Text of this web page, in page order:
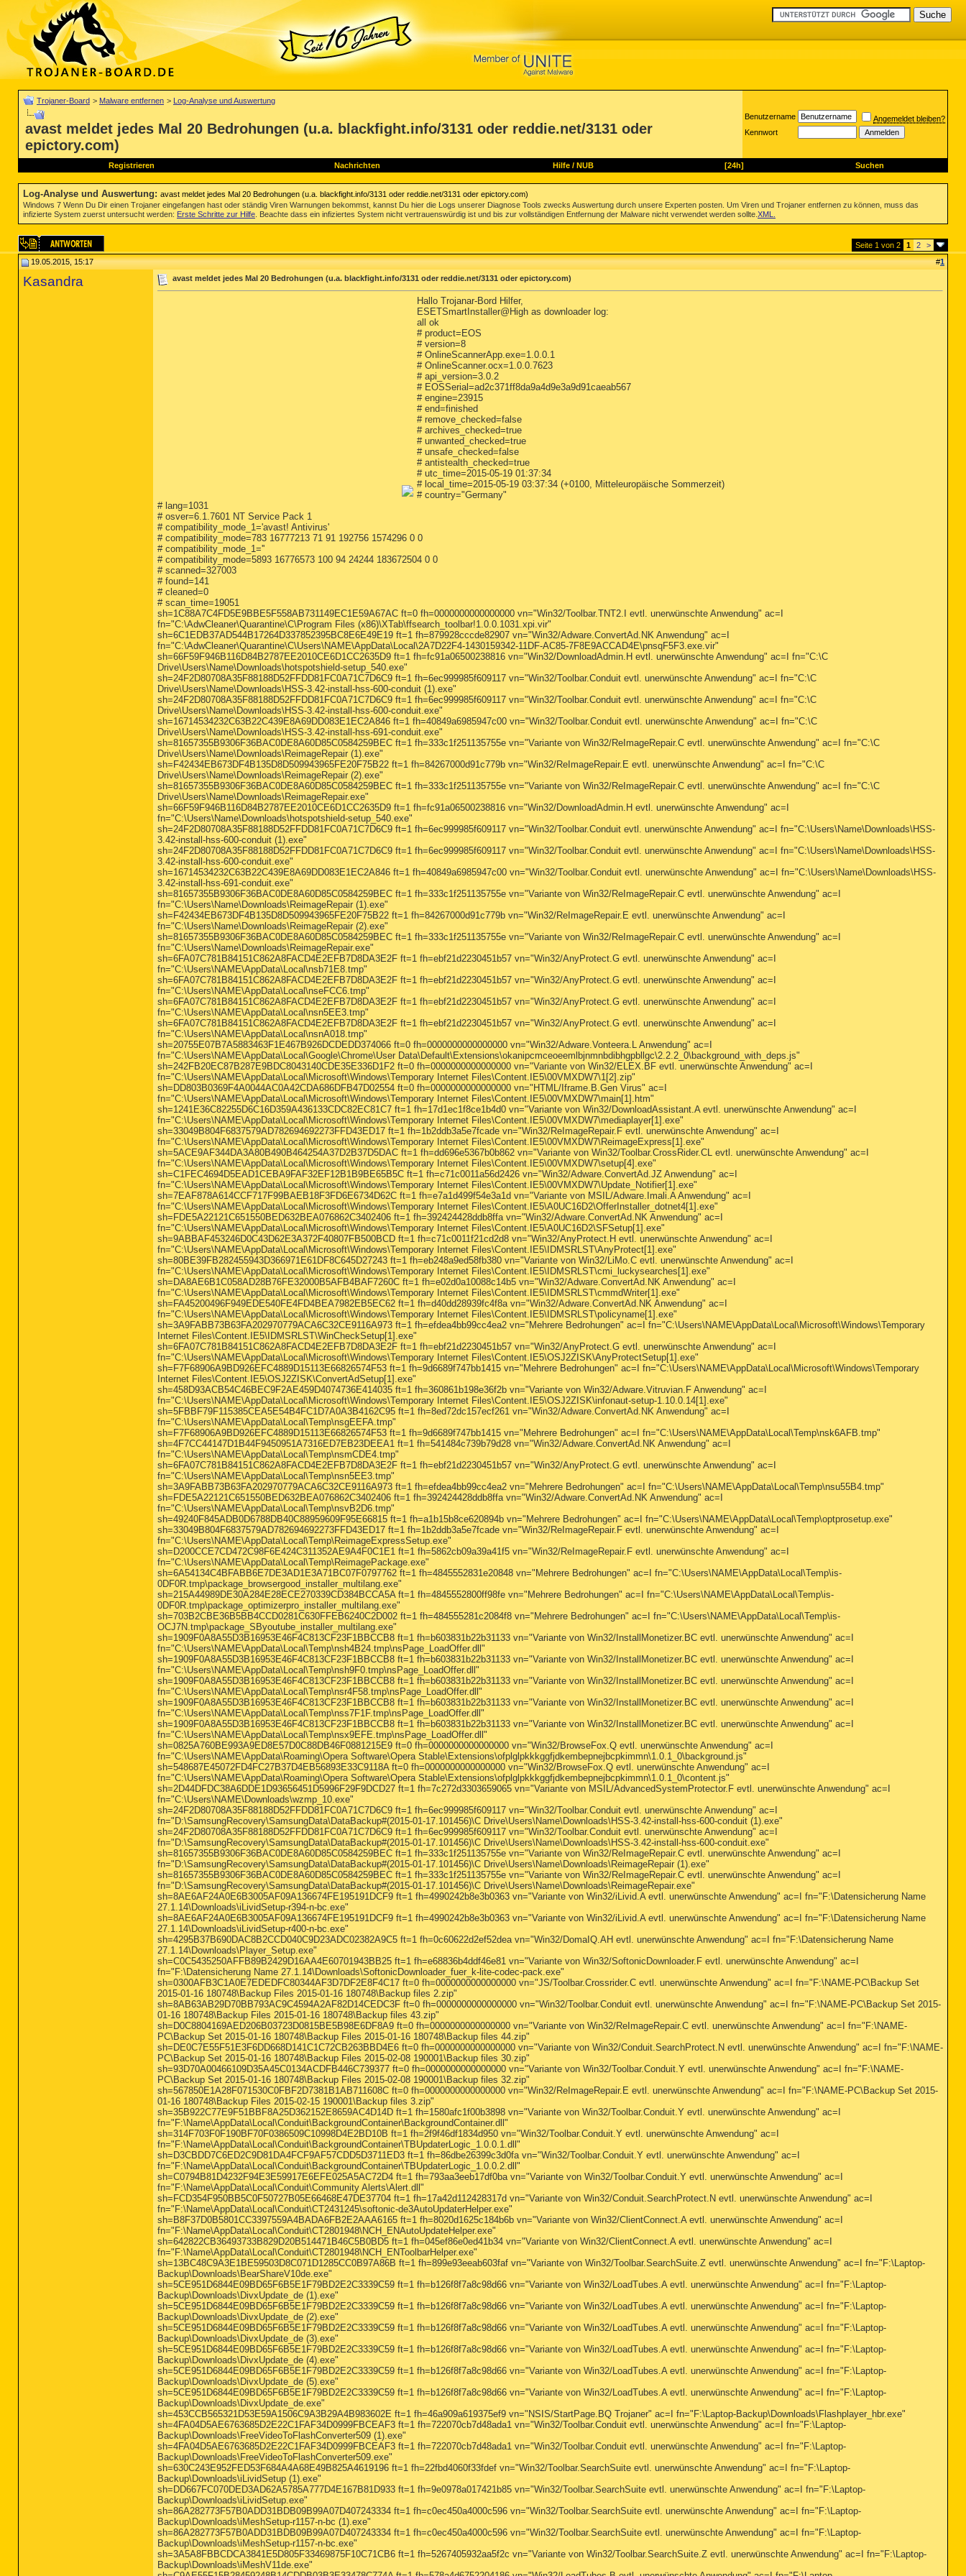
Trojaner-Board > Malware entfernen > Log-Analyse und Auswertung
avast meldet jedes Mal 20 Bedrohungen (u.a. blackfight.info/3131 oder reddie.net/3131 oder
epictory.com)
Benutzername
Angemeldet bleiben?
Kennwort
Registrieren Nachrichten Hilfe/ NUB [24h] Suchen
Log-Analyse und Auswertung: avast meldet jedes Mal 20 Bedrohungen (u.a. blackfight.info/3131 oder reddie.net/3131 oder epictory.com)
Windows 7 Wenn Du Dir einen Trojaner eingefangen hast oder ständig Viren Warnungen bekommst, kannst Du hier die Logs unserer Diagnose Tools zwecks Auswertung durch unsere Experten posten. Um Viren und Trojaner entfernen zu können, muss das
infizierte System zuerst untersucht werden: Erste Schritte zur Hilfe . Beachte dass ein infiziertes System nicht vertrauenswürdig ist und bis zur vollständigen Entfernung der Malware nicht verwendet werden sollte. XML
Seite 1 von 2 1 2
>
19.05.2015, 15:17
#1
Kasandra avast meldet jedes Mal 20 Bedrohungen (u.a. blackfight.info/3131 oder reddie.net/3131 oder epictory.com)
Hallo Trojanar-Bord Hilfer,
ESETSmartInstaller@High as downloader log:
all ok
# product=EOS
# version=8
# OnlineScannerApp.exe=1.0.0.1
# OnlineScanner.ocx=1.0.0.7623
# api_version=3.0.2
# EOSSerial=ad2c371ff8da9a4d9e3a9d91caeab567
# engine=23915
# end=finished
# remove_checked=false
# archives_checked=true
# unwanted_checked=true
# unsafe_checked=false
# antistealth_checked=true
# utc_time=2015-05-19 01:37:34
# local_time=2015-05-19 03:37:34 (+0100, Mitteleuropäische Sommerzeit)
# country="Germany"
# lang=1031
# osver=6.1.7601 NT Service Pack 1
# compatibility_mode_1='avast! Antivirus'
# compatibility_mode=783 16777213 71 91 192756 1574296 0 0
# compatibility_mode_1=''
# compatibility_mode=5893 16776573 100 94 24244 183672504 0 0
# scanned=327003
# found=141
# cleaned=0
# scan_time=19051
sh=1C88A7C4FD5E9BBE5F558AB731149EC1E59A67AC ft=0 fh=0000000000000000 vn="Win32/Toolbar.TNT2.I evtl. unerwünschte Anwendung" ac=I
fn="C:\AdwCleaner\Quarantine\C\Program Files (x86)\XTab\ffsearch_toolbar!1.0.0.1031.xpi.vir"
sh=6C1EDB37AD544B17264D337852395BC8E6E49E19 ft=1 fh=879928cccde82907 vn="Win32/Adware.ConvertAd.NK Anwendung" ac=I
fn="C:\AdwCleaner\Quarantine\C\Users\NAME\AppData\Local\2A7D22F4-1430159342-11DF-AC85-7F8E9ACCAD4E\pnsqF5F3.exe.vir"
sh=66F59F946B116D84B2787EE2010CE6D1CC2635D9 ft=1 fh=fc91a06500238816 vn="Win32/DownloadAdmin.H evtl. unerwünschte Anwendung" ac=I fn="C:\C
Drive\Users\Name\Downloads\hotspotshield-setup_540.exe"
sh=24F2D80708A35F88188D52FFDD81FC0A71C7D6C9 ft=1 fh=6ec999985f609117 vn="Win32/Toolbar.Conduit evtl. unerwünschte Anwendung" ac=I fn="C:\C
Drive\Users\Name\Downloads\HSS-3.42-install-hss-600-conduit (1).exe"
sh=24F2D80708A35F88188D52FFDD81FC0A71C7D6C9 ft=1 fh=6ec999985f609117 vn="Win32/Toolbar.Conduit evtl. unerwünschte Anwendung" ac=I fn="C:\C
Drive\Users\Name\Downloads\HSS-3.42-install-hss-600-conduit.exe"
sh=16714534232C63B22C439E8A69DD083E1EC2A846 ft=1 fh=40849a6985947c00 vn="Win32/Toolbar.Conduit evtl. unerwünschte Anwendung" ac=I fn="C:\C
Drive\Users\Name\Downloads\HSS-3.42-install-hss-691-conduit.exe"
sh=81657355B9306F36BAC0DE8A60D85C0584259BEC ft=1 fh=333c1f251135755e vn="Variante von Win32/ReImageRepair.C evtl. unerwünschte Anwendung" ac=I fn="C:\C
Drive\Users\Name\Downloads\ReimageRepair (1).exe"
sh=F42434EB673DF4B135D8D509943965FE20F75B22 ft=1 fh=84267000d91c779b vn="Win32/ReImageRepair.E evtl. unerwünschte Anwendung" ac=I fn="C:\C
Drive\Users\Name\Downloads\ReimageRepair (2).exe"
sh=81657355B9306F36BAC0DE8A60D85C0584259BEC ft=1 fh=333c1f251135755e vn="Variante von Win32/ReImageRepair.C evtl. unerwünschte Anwendung" ac=I fn="C:\C
Drive\Users\Name\Downloads\ReimageRepair.exe"
sh=66F59F946B116D84B2787EE2010CE6D1CC2635D9 ft=1 fh=fc91a06500238816 vn="Win32/DownloadAdmin.H evtl. unerwünschte Anwendung" ac=I
fn="C:\Users\Name\Downloads\hotspotshield-setup_540.exe"
sh=24F2D80708A35F88188D52FFDD81FC0A71C7D6C9 ft=1 fh=6ec999985f609117 vn="Win32/Toolbar.Conduit evtl. unerwünschte Anwendung" ac=I fn="C:\Users\Name\Downloads\HSS-
3.42-install-hss-600-conduit (1).exe"
sh=24F2D80708A35F88188D52FFDD81FC0A71C7D6C9 ft=1 fh=6ec999985f609117 vn="Win32/Toolbar.Conduit evtl. unerwünschte Anwendung" ac=I fn="C:\Users\Name\Downloads\HSS-
3.42-install-hss-600-conduit.exe"
sh=16714534232C63B22C439E8A69DD083E1EC2A846 ft=1 fh=40849a6985947c00 vn="Win32/Toolbar.Conduit evtl. unerwünschte Anwendung" ac=I fn="C:\Users\Name\Downloads\HSS-
3.42-install-hss-691-conduit.exe"
sh=81657355B9306F36BAC0DE8A60D85C0584259BEC ft=1 fh=333c1f251135755e vn="Variante von Win32/ReImageRepair.C evtl. unerwünschte Anwendung" ac=I
fn="C:\Users\Name\Downloads\ReimageRepair (1).exe"
sh=F42434EB673DF4B135D8D509943965FE20F75B22 ft=1 fh=84267000d91c779b vn="Win32/ReImageRepair.E evtl. unerwünschte Anwendung" ac=I
fn="C:\Users\Name\Downloads\ReimageRepair (2).exe"
sh=81657355B9306F36BAC0DE8A60D85C0584259BEC ft=1 fh=333c1f251135755e vn="Variante von Win32/ReImageRepair.C evtl. unerwünschte Anwendung" ac=I
fn="C:\Users\Name\Downloads\ReimageRepair.exe"
sh=6FA07C781B84151C862A8FACD4E2EFB7D8DA3E2F ft=1 fh=ebf21d2230451b57 vn="Win32/AnyProtect.G evtl. unerwünschte Anwendung" ac=I
fn="C:\Users\NAME\AppData\Local\nsb71E8.tmp"
sh=6FA07C781B84151C862A8FACD4E2EFB7D8DA3E2F ft=1 fh=ebf21d2230451b57 vn="Win32/AnyProtect.G evtl. unerwünschte Anwendung" ac=I
fn="C:\Users\NAME\AppData\Local\nseFCC6.tmp"
sh=6FA07C781B84151C862A8FACD4E2EFB7D8DA3E2F ft=1 fh=ebf21d2230451b57 vn="Win32/AnyProtect.G evtl. unerwünschte Anwendung" ac=I
fn="C:\Users\NAME\AppData\Local\nsn5EE3.tmp"
sh=6FA07C781B84151C862A8FACD4E2EFB7D8DA3E2F ft=1 fh=ebf21d2230451b57 vn="Win32/AnyProtect.G evtl. unerwünschte Anwendung" ac=I
fn="C:\Users\NAME\AppData\Local\nsnA018.tmp"
sh=20755E07B7A5883463F1E467B926DCDEDD374066 ft=0 fh=0000000000000000 vn="Win32/Adware.Vonteera.L Anwendung" ac=I
fn="C:\Users\NAME\AppData\Local\Google\Chrome\User Data\Default\Extensions\okanipcmceoeemlbjnmnbdibhgpbllgc\2.2.2_0\background_with_deps.js"
sh=242FB20EC87B287E9BDC8043140CDE35E336D1F2 ft=0 fh=0000000000000000 vn="Variante von Win32/ELEX.BF evtl. unerwünschte Anwendung" ac=I
fn="C:\Users\NAME\AppData\Local\Microsoft\Windows\Temporary Internet Files\Content.IE5\00VMXDW7\1[2].zip"
sh=DD803B0369F4A0044AC0A42CDA686DFB47D02554 ft=0 fh=0000000000000000 vn="HTML/Iframe.B.Gen Virus" ac=I
fn="C:\Users\NAME\AppData\Local\Microsoft\Windows\Temporary Internet Files\Content.IE5\00VMXDW7\main[1].htm"
sh=1241E36C82255D6C16D359A436133CDC82EC81C7 ft=1 fh=17d1ec1f8ce1b4d0 vn="Variante von Win32/DownloadAssistant.A evtl. unerwünschte Anwendung" ac=I
fn="C:\Users\NAME\AppData\Local\Microsoft\Windows\Temporary Internet Files\Content.IE5\00VMXDW7\mediaplayer[1].exe"
sh=33049B804F6837579AD782694692273FFD43ED17 ft=1 fh=1b2ddb3a5e7fcade vn="Win32/ReImageRepair.F evtl. unerwünschte Anwendung" ac=I
fn="C:\Users\NAME\AppData\Local\Microsoft\Windows\Temporary Internet Files\Content.IE5\00VMXDW7\ReimageExpress[1].exe"
sh=5ACE9AF344DA3A80B490B464254A37D2B37D5DAC ft=1 fh=dd696e5367b0b862 vn="Variante von Win32/Toolbar.CrossRider.CL evtl. unerwünschte Anwendung" ac=I
fn="C:\Users\NAME\AppData\Local\Microsoft\Windows\Temporary Internet Files\Content.IE5\00VMXDW7\setup[4].exe"
sh=C1FEC4694D5EAD1CEBA9FAF32EF12B1B9BE65B5C ft=1 fh=c71c0011a56d2426 vn="Win32/Adware.ConvertAd.JZ Anwendung" ac=I
fn="C:\Users\NAME\AppData\Local\Microsoft\Windows\Temporary Internet Files\Content.IE5\00VMXDW7\Update_Notifier[1].exe"
sh=7EAF878A614CCF717F99BAEB18F3FD6E6734D62C ft=1 fh=e7a1d499f54e3a1d vn="Variante von MSIL/Adware.Imali.A Anwendung" ac=I
fn="C:\Users\NAME\AppData\Local\Microsoft\Windows\Temporary Internet Files\Content.IE5\A0UC16D2\OfferInstaller_dotnet4[1].exe"
sh=FDE5A22121C651550BED632BEA076862C3402406 ft=1 fh=392424428ddb8ffa vn="Win32/Adware.ConvertAd.NK Anwendung" ac=I
fn="C:\Users\NAME\AppData\Local\Microsoft\Windows\Temporary Internet Files\Content.IE5\A0UC16D2\SFSetup[1].exe"
sh=9ABBAF453246D0C43D62E3A372F40807FB500BCD ft=1 fh=c71c0011f21cd2d8 vn="Win32/AnyProtect.H evtl. unerwünschte Anwendung" ac=I
fn="C:\Users\NAME\AppData\Local\Microsoft\Windows\Temporary Internet Files\Content.IE5\IDMSRLST\AnyProtect[1].exe"
sh=80BE39FB282455943D366971E61DF8C645D27243 ft=1 fh=eb248a9ed58fb380 vn="Variante von Win32/LiMo.C evtl. unerwünschte Anwendung" ac=I
fn="C:\Users\NAME\AppData\Local\Microsoft\Windows\Temporary Internet Files\Content.IE5\IDMSRLST\cmi_luckysearches[1].exe"
sh=DA8AE6B1C058AD28B76FE32000B5AFB4BAF7260C ft=1 fh=e02d0a10088c14b5 vn="Win32/Adware.ConvertAd.NK Anwendung" ac=I
fn="C:\Users\NAME\AppData\Local\Microsoft\Windows\Temporary Internet Files\Content.IE5\IDMSRLST\cmmdWriter[1].exe"
sh=FA45200496F949EDE540FE4FD4BEA7982EB5EC62 ft=1 fh=d40dd28939fc4f8a vn="Win32/Adware.ConvertAd.NK Anwendung" ac=I
fn="C:\Users\NAME\AppData\Local\Microsoft\Windows\Temporary Internet Files\Content.IE5\IDMSRLST\policyname[1].exe"
sh=3A9FABB73B63FA202970779ACA6C32CE9116A973 ft=1 fh=efdea4bb99cc4ea2 vn="Mehrere Bedrohungen" ac=I fn="C:\Users\NAME\AppData\Local\Microsoft\Windows\Temporary
Internet Files\Content.IE5\IDMSRLST\WinCheckSetup[1].exe"
sh=6FA07C781B84151C862A8FACD4E2EFB7D8DA3E2F ft=1 fh=ebf21d2230451b57 vn="Win32/AnyProtect.G evtl. unerwünschte Anwendung" ac=I
fn="C:\Users\NAME\AppData\Local\Microsoft\Windows\Temporary Internet Files\Content.IE5\OSJ2ZISK\AnyProtectSetup[1].exe"
sh=F7F68906A9BD926EFC4889D15113E66826574F53 ft=1 fh=9d6689f747bb1415 vn="Mehrere Bedrohungen" ac=I fn="C:\Users\NAME\AppData\Local\Microsoft\Windows\Temporary
Internet Files\Content.IE5\OSJ2ZISK\ConvertAdSetup[1].exe"
sh=458D93ACB54C46BEC9F2AE459D4074736E414035 ft=1 fh=360861b198e36f2b vn="Variante von Win32/Adware.Vitruvian.F Anwendung" ac=I
fn="C:\Users\NAME\AppData\Local\Microsoft\Windows\Temporary Internet Files\Content.IE5\OSJ2ZISK\infonaut-setup-1.10.0.14[1].exe"
sh=5FBBF79F115385CEA5E54B4FC1D7A0A3B4162C95 ft=1 fh=8ed72dc157ecf261 vn="Win32/Adware.ConvertAd.NK Anwendung" ac=I
fn="C:\Users\NAME\AppData\Local\Temp\nsgEEFA.tmp"
sh=F7F68906A9BD926EFC4889D15113E66826574F53 ft=1 fh=9d6689f747bb1415 vn="Mehrere Bedrohungen" ac=I fn="C:\Users\NAME\AppData\Local\Temp\nsk6AFB.tmp"
sh=4F7CC44147D1B44F9450951A7316ED7EB23DEEA1 ft=1 fh=541484c739b79d28 vn="Win32/Adware.ConvertAd.NK Anwendung" ac=I
fn="C:\Users\NAME\AppData\Local\Temp\nsmCDE4.tmp"
sh=6FA07C781B84151C862A8FACD4E2EFB7D8DA3E2F ft=1 fh=ebf21d2230451b57 vn="Win32/AnyProtect.G evtl. unerwünschte Anwendung" ac=I
fn="C:\Users\NAME\AppData\Local\Temp\nsn5EE3.tmp"
sh=3A9FABB73B63FA202970779ACA6C32CE9116A973 ft=1 fh=efdea4bb99cc4ea2 vn="Mehrere Bedrohungen" ac=I fn="C:\Users\NAME\AppData\Local\Temp\nsu55B4.tmp"
sh=FDE5A22121C651550BED632BEA076862C3402406 ft=1 fh=392424428ddb8ffa vn="Win32/Adware.ConvertAd.NK Anwendung" ac=I
fn="C:\Users\NAME\AppData\Local\Temp\nsvB2D6.tmp"
sh=49240F845ADB0D6788DB40C88959609F95E66815 ft=1 fh=a1b15b8ce620894b vn="Mehrere Bedrohungen" ac=I fn="C:\Users\NAME\AppData\Local\Temp\optprosetup.exe"
sh=33049B804F6837579AD782694692273FFD43ED17 ft=1 fh=1b2ddb3a5e7fcade vn="Win32/ReImageRepair.F evtl. unerwünschte Anwendung" ac=I
fn="C:\Users\NAME\AppData\Local\Temp\ReimageExpressSetup.exe"
sh=D200CCE7CD472C98F6E424C311352AE9A4F0C1E1 ft=1 fh=5862cb09a39a41f5 vn="Win32/ReImageRepair.F evtl. unerwünschte Anwendung" ac=I
fn="C:\Users\NAME\AppData\Local\Temp\ReimagePackage.exe"
sh=6A54134C4BFABB6E7DE3AD1E3A71BC07F0797762 ft=1 fh=4845552831e20848 vn="Mehrere Bedrohungen" ac=I fn="C:\Users\NAME\AppData\Local\Temp\is-
0DF0R.tmp\package_browsergood_installer_multilang.exe"
sh=215A44989DE30A284E28ECE270339CD384BCCA5A ft=1 fh=4845552800ff98fe vn="Mehrere Bedrohungen" ac=I fn="C:\Users\NAME\AppData\Local\Temp\is-
0DF0R.tmp\package_optimizerpro_installer_multilang.exe"
sh=703B2CBE36B5BB4CCD0281C630FFEB6240C2D002 ft=1 fh=484555281c2084f8 vn="Mehrere Bedrohungen" ac=I fn="C:\Users\NAME\AppData\Local\Temp\is-
OCJ7N.tmp\package_SByoutube_installer_multilang.exe"
sh=1909F0A8A55D3B16953E46F4C813CF23F1BBCCB8 ft=1 fh=b603831b22b31133 vn="Variante von Win32/InstallMonetizer.BC evtl. unerwünschte Anwendung" ac=I
fn="C:\Users\NAME\AppData\Local\Temp\nsh4B24.tmp\nsPage_LoadOffer.dll"
sh=1909F0A8A55D3B16953E46F4C813CF23F1BBCCB8 ft=1 fh=b603831b22b31133 vn="Variante von Win32/InstallMonetizer.BC evtl. unerwünschte Anwendung" ac=I
fn="C:\Users\NAME\AppData\Local\Temp\nsh9F0.tmp\nsPage_LoadOffer.dll"
sh=1909F0A8A55D3B16953E46F4C813CF23F1BBCCB8 ft=1 fh=b603831b22b31133 vn="Variante von Win32/InstallMonetizer.BC evtl. unerwünschte Anwendung" ac=I
fn="C:\Users\NAME\AppData\Local\Temp\nsr4F58.tmp\nsPage_LoadOffer.dll"
sh=1909F0A8A55D3B16953E46F4C813CF23F1BBCCB8 ft=1 fh=b603831b22b31133 vn="Variante von Win32/InstallMonetizer.BC evtl. unerwünschte Anwendung" ac=I
fn="C:\Users\NAME\AppData\Local\Temp\nss7F1F.tmp\nsPage_LoadOffer.dll"
sh=1909F0A8A55D3B16953E46F4C813CF23F1BBCCB8 ft=1 fh=b603831b22b31133 vn="Variante von Win32/InstallMonetizer.BC evtl. unerwünschte Anwendung" ac=I
fn="C:\Users\NAME\AppData\Local\Temp\nsx9EFE.tmp\nsPage_LoadOffer.dll"
sh=0825A760BE993A9ED8E57D0C88DB46F0881215E9 ft=0 fh=0000000000000000 vn="Win32/BrowseFox.Q evtl. unerwünschte Anwendung" ac=I
fn="C:\Users\NAME\AppData\Roaming\Opera Software\Opera Stable\Extensions\ofplglpkkkggfjdkembepnejbcpkimmn\1.0.1_0\background.js"
sh=548687E45072FD4FC27B37D4EB56893E33C9118A ft=0 fh=0000000000000000 vn="Win32/BrowseFox.Q evtl. unerwünschte Anwendung" ac=I
fn="C:\Users\NAME\AppData\Roaming\Opera Software\Opera Stable\Extensions\ofplglpkkkggfjdkembepnejbcpkimmn\1.0.1_0\content.js"
sh=2D44DFDC38A6DDE1D93656451D5996F29F9DCD27 ft=1 fh=7c272d3303659065 vn="Variante von MSIL/AdvancedSystemProtector.F evtl. unerwünschte Anwendung" ac=I
fn="C:\Users\NAME\Downloads\wzmp_10.exe"
sh=24F2D80708A35F88188D52FFDD81FC0A71C7D6C9 ft=1 fh=6ec999985f609117 vn="Win32/Toolbar.Conduit evtl. unerwünschte Anwendung" ac=I
fn="D:\SamsungRecovery\SamsungData\DataBackup#(2015-01-17.101456)\C Drive\Users\Name\Downloads\HSS-3.42-install-hss-600-conduit (1).exe"
sh=24F2D80708A35F88188D52FFDD81FC0A71C7D6C9 ft=1 fh=6ec999985f609117 vn="Win32/Toolbar.Conduit evtl. unerwünschte Anwendung" ac=I
fn="D:\SamsungRecovery\SamsungData\DataBackup#(2015-01-17.101456)\C Drive\Users\Name\Downloads\HSS-3.42-install-hss-600-conduit.exe"
sh=81657355B9306F36BAC0DE8A60D85C0584259BEC ft=1 fh=333c1f251135755e vn="Variante von Win32/ReImageRepair.C evtl. unerwünschte Anwendung" ac=I
fn="D:\SamsungRecovery\SamsungData\DataBackup#(2015-01-17.101456)\C Drive\Users\Name\Downloads\ReimageRepair (1).exe"
sh=81657355B9306F36BAC0DE8A60D85C0584259BEC ft=1 fh=333c1f251135755e vn="Variante von Win32/ReImageRepair.C evtl. unerwünschte Anwendung" ac=I
fn="D:\SamsungRecovery\SamsungData\DataBackup#(2015-01-17.101456)\C Drive\Users\Name\Downloads\ReimageRepair.exe"
sh=8AE6AF24A0E6B3005AF09A136674FE195191DCF9 ft=1 fh=4990242b8e3b0363 vn="Variante von Win32/iLivid.A evtl. unerwünschte Anwendung" ac=I fn="F:\Datensicherung Name
27.1.14\Downloads\iLividSetup-r394-n-bc.exe"
sh=8AE6AF24A0E6B3005AF09A136674FE195191DCF9 ft=1 fh=4990242b8e3b0363 vn="Variante von Win32/iLivid.A evtl. unerwünschte Anwendung" ac=I fn="F:\Datensicherung Name
27.1.14\Downloads\iLividSetup-r400-n-bc.exe"
sh=4295B37B690DAC8B2CCD040C9D23ADC02382A9C5 ft=1 fh=0c60622d2ef52dea vn="Win32/DomaIQ.AH evtl. unerwünschte Anwendung" ac=I fn="F:\Datensicherung Name
27.1.14\Downloads\Player_Setup.exe"
sh=C0C5435250AFFB89B2429D16AA4E60701943BB25 ft=1 fh=e68836b4ddf46e81 vn="Variante von Win32/SoftonicDownloader.F evtl. unerwünschte Anwendung" ac=I
fn="F:\Datensicherung Name 27.1.14\Downloads\SoftonicDownloader_fuer_k-lite-codec-pack.exe"
sh=0300AFB3C1A0E7EDEDFC80344AF3D7DF2E8F4C17 ft=0 fh=0000000000000000 vn="JS/Toolbar.Crossrider.C evtl. unerwünschte Anwendung" ac=I fn="F:\NAME-PC\Backup Set
2015-01-16 180748\Backup Files 2015-01-16 180748\Backup files 2.zip"
sh=8AB63AB29D70BB793AC9C4594A2AF82D14CEDC3F ft=0 fh=0000000000000000 vn="Win32/Toolbar.Conduit evtl. unerwünschte Anwendung" ac=I fn="F:\NAME-PC\Backup Set 2015-
01-16 180748\Backup Files 2015-01-16 180748\Backup files 43.zip"
sh=D0C8804169AED206B03723D0815BE5B98E6DF8A9 ft=0 fh=0000000000000000 vn="Variante von Win32/ReImageRepair.C evtl. unerwünschte Anwendung" ac=I fn="F:\NAME-
PC\Backup Set 2015-01-16 180748\Backup Files 2015-01-16 180748\Backup files 44.zip"
sh=DE0C7E55F51E3F6DD668D141C1C72CB263BBD4E6 ft=0 fh=0000000000000000 vn="Variante von Win32/Conduit.SearchProtect.N evtl. unerwünschte Anwendung" ac=I fn="F:\NAME-
PC\Backup Set 2015-01-16 180748\Backup Files 2015-02-08 190001\Backup files 30.zip"
sh=93D70A00466109D35A45C0134ACDFB446C739377 ft=0 fh=0000000000000000 vn="Variante von Win32/Toolbar.Conduit.Y evtl. unerwünschte Anwendung" ac=I fn="F:\NAME-
PC\Backup Set 2015-01-16 180748\Backup Files 2015-02-08 190001\Backup files 32.zip"
sh=567850E1A28F071530C0FBF2D7381B1AB711608C ft=0 fh=0000000000000000 vn="Win32/ReImageRepair.E evtl. unerwünschte Anwendung" ac=I fn="F:\NAME-PC\Backup Set 2015-
01-16 180748\Backup Files 2015-02-15 190001\Backup files 3.zip"
sh=35B922C77E9F51BBF8A25D362152E8659AC4D14D ft=1 fh=1580afc1f00b3898 vn="Variante von Win32/Toolbar.Conduit.Y evtl. unerwünschte Anwendung" ac=I
fn="F:\Name\AppData\Local\Conduit\BackgroundContainer\BackgroundContainer.dll"
sh=314F703F0F190BF70F0386509C10998D4E2BD10B ft=1 fh=2f9f46df1834d950 vn="Win32/Toolbar.Conduit.Y evtl. unerwünschte Anwendung" ac=I
fn="F:\Name\AppData\Local\Conduit\BackgroundContainer\TBUpdaterLogic_1.0.0.1.dll"
sh=D3CBDD7C6ED2C9D81DA4FCF9AF57CDD5D3711ED3 ft=1 fh=86dbe26399c3d0fa vn="Win32/Toolbar.Conduit.Y evtl. unerwünschte Anwendung" ac=I
fn="F:\Name\AppData\Local\Conduit\BackgroundContainer\TBUpdaterLogic_1.0.0.2.dll"
sh=C0794B81D4232F94E3E59917E6EFE025A5AC72D4 ft=1 fh=793aa3eeb17df0ba vn="Variante von Win32/Toolbar.Conduit.Y evtl. unerwünschte Anwendung" ac=I
fn="F:\Name\AppData\Local\Conduit\Community Alerts\Alert.dll"
sh=FCD354F950BB5C0F50727B05E66468E47DE37704 ft=1 fh=17a42d112428317d vn="Variante von Win32/Conduit.SearchProtect.N evtl. unerwünschte Anwendung" ac=I
fn="F:\Name\AppData\Local\Conduit\CT2431245\softonic-de3AutoUpdaterHelper.exe"
sh=B8F37D0B5801CC3397559A4BADA6FB2E2AAA6165 ft=1 fh=8020d1625c184b6b vn="Variante von Win32/ClientConnect.A evtl. unerwünschte Anwendung" ac=I
fn="F:\Name\AppData\Local\Conduit\CT2801948\NCH_ENAutoUpdateHelper.exe"
sh=642822CB36493733B829D20B514471B46C5B0BD5 ft=1 fh=045ef86e0ed41b34 vn="Variante von Win32/ClientConnect.A evtl. unerwünschte Anwendung" ac=I
fn="F:\Name\AppData\Local\Conduit\CT2801948\NCH_ENToolbarHelper.exe"
sh=13BC48C9A3E1BE59503D8C071D1285CC0B97A86B ft=1 fh=899e93eeab603faf vn="Variante von Win32/Toolbar.SearchSuite.Z evtl. unerwünschte Anwendung" ac=I fn="F:\Laptop-
Backup\Downloads\BearShareV10de.exe"
sh=5CE951D6844E09BD65F6B5E1F79BD2E2C3339C59 ft=1 fh=b126f8f7a8c98d66 vn="Variante von Win32/LoadTubes.A evtl. unerwünschte Anwendung" ac=I fn="F:\Laptop-
Backup\Downloads\DivxUpdate_de (1).exe"
sh=5CE951D6844E09BD65F6B5E1F79BD2E2C3339C59 ft=1 fh=b126f8f7a8c98d66 vn="Variante von Win32/LoadTubes.A evtl. unerwünschte Anwendung" ac=I fn="F:\Laptop-
Backup\Downloads\DivxUpdate_de (2).exe"
sh=5CE951D6844E09BD65F6B5E1F79BD2E2C3339C59 ft=1 fh=b126f8f7a8c98d66 vn="Variante von Win32/LoadTubes.A evtl. unerwünschte Anwendung" ac=I fn="F:\Laptop-
Backup\Downloads\DivxUpdate_de (3).exe"
sh=5CE951D6844E09BD65F6B5E1F79BD2E2C3339C59 ft=1 fh=b126f8f7a8c98d66 vn="Variante von Win32/LoadTubes.A evtl. unerwünschte Anwendung" ac=I fn="F:\Laptop-
Backup\Downloads\DivxUpdate_de (4).exe"
sh=5CE951D6844E09BD65F6B5E1F79BD2E2C3339C59 ft=1 fh=b126f8f7a8c98d66 vn="Variante von Win32/LoadTubes.A evtl. unerwünschte Anwendung" ac=I fn="F:\Laptop-
Backup\Downloads\DivxUpdate_de (5).exe"
sh=5CE951D6844E09BD65F6B5E1F79BD2E2C3339C59 ft=1 fh=b126f8f7a8c98d66 vn="Variante von Win32/LoadTubes.A evtl. unerwünschte Anwendung" ac=I fn="F:\Laptop-
Backup\Downloads\DivxUpdate_de.exe"
sh=453CCB565321D53E59A1506C9A3B29A4B983602E ft=1 fh=46a909a619375ef9 vn="NSIS/StartPage.BQ Trojaner" ac=I fn="F:\Laptop-Backup\Downloads\Flashplayer_hbr.exe"
sh=4FA04D5AE6763685D2E22C1FAF34D0999FBCEAF3 ft=1 fh=722070cb7d48ada1 vn="Win32/Toolbar.Conduit evtl. unerwünschte Anwendung" ac=I fn="F:\Laptop-
Backup\Downloads\FreeVideoToFlashConverter509 (1).exe"
sh=4FA04D5AE6763685D2E22C1FAF34D0999FBCEAF3 ft=1 fh=722070cb7d48ada1 vn="Win32/Toolbar.Conduit evtl. unerwünschte Anwendung" ac=I fn="F:\Laptop-
Backup\Downloads\FreeVideoToFlashConverter509.exe"
sh=630C243E952FED53F684A4A68E49B825A4619196 ft=1 fh=22fbd4060f33fdef vn="Win32/Toolbar.SearchSuite evtl. unerwünschte Anwendung" ac=I fn="F:\Laptop-
Backup\Downloads\iLividSetup (1).exe"
sh=DD667FC070DED3AD62A5785A777D4E167B81D933 ft=1 fh=9e0978a017421b85 vn="Win32/Toolbar.SearchSuite evtl. unerwünschte Anwendung" ac=I fn="F:\Laptop-
Backup\Downloads\iLividSetup.exe"
sh=86A282773F57B0ADD31BDB09B99A07D407243334 ft=1 fh=c0ec450a4000c596 vn="Win32/Toolbar.SearchSuite evtl. unerwünschte Anwendung" ac=I fn="F:\Laptop-
Backup\Downloads\iMeshSetup-r1157-n-bc (1).exe"
sh=86A282773F57B0ADD31BDB09B99A07D407243334 ft=1 fh=c0ec450a4000c596 vn="Win32/Toolbar.SearchSuite evtl. unerwünschte Anwendung" ac=I fn="F:\Laptop-
Backup\Downloads\iMeshSetup-r1157-n-bc.exe"
sh=3A5A8FBBCDCA3841E5D805F33469875F10C71CB6 ft=1 fh=5267405932aa5f2c vn="Variante von Win32/Toolbar.SearchSuite.Z evtl. unerwünschte Anwendung" ac=I fn="F:\Laptop-
Backup\Downloads\iMeshV11de.exe"